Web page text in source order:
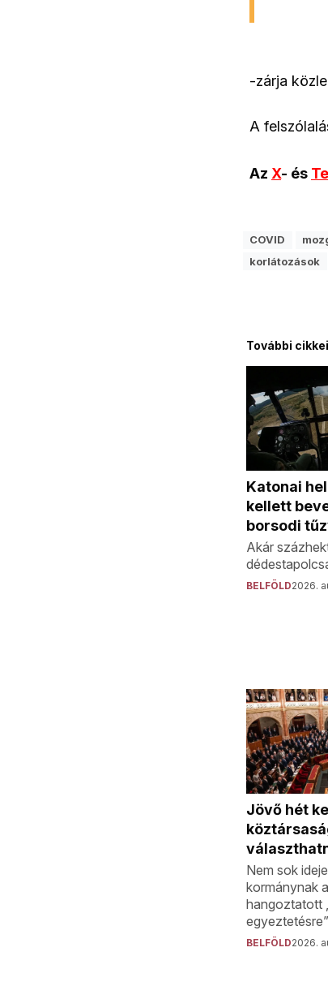
-zárja
A
Az X- és
COVID
korlátozások
További
Katonai
kellett
borsodi
Akár
BELFÖLD2026.
Jövő hét
Nem sok
kormánynak
hangoztatott
BELFÖLD2026.